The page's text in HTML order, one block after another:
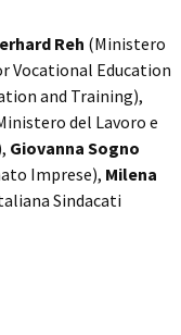
Reh (Ministero
Vocational Education
and Training),
del Lavoro e
Giovanna Sogno
Imprese), Milena
Sindacati